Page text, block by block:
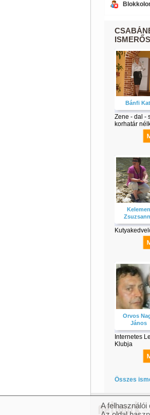
Bánfi
Zene - dal -
korhatár
Kelemen
Orvos
János
Internetes
Klubja
Összes
©
A